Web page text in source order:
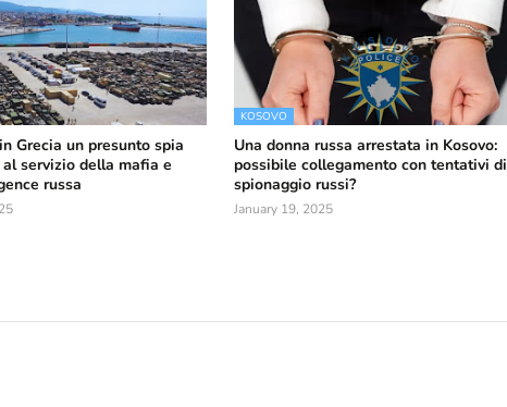
Grecia un presunto spia
servizio della mafia e
russa
KOSOVO
Una donna russa arrestata in Kosovo:
possibile collegamento con tentativi di
spionaggio russi?
January 19, 2025